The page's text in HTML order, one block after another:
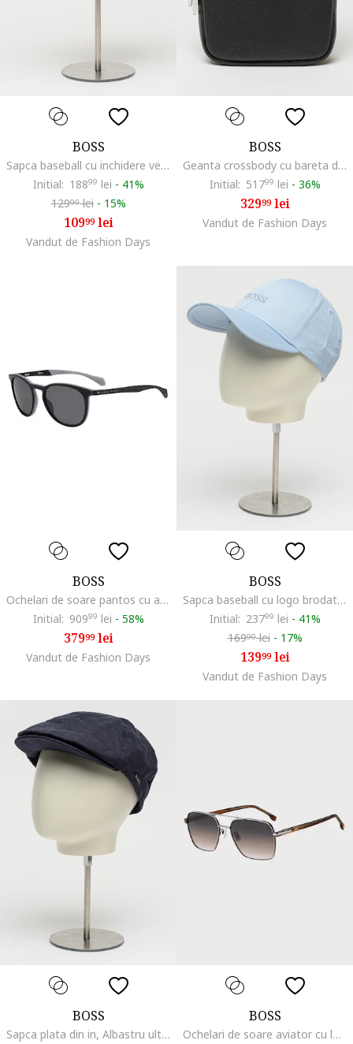
BOSS
Sapca baseball cu inchidere velcro Darrel, Grej
Initial: 18899 lei - 41%
12999lei - 15%
10999lei
Vandut de Fashion Days
BOSS
Geanta crossbody cu bareta detasabila, Negru
Initial: 51799 lei - 36%
32999lei
Vandut de Fashion Days
BOSS
Ochelari de soare pantos cu accente colorblock
Initial: 90999 lei - 58%
37999lei
Vandut de Fashion Days
BOSS
Sapca baseball cu logo brodat Zed, Albastru pastel
Initial: 23799 lei - 41%
16999lei - 17%
13999lei
Vandut de Fashion Days
BOSS
Sapca plata din in, Albastru ultramarin
BOSS
Ochelari de soare aviator cu logo, Negru stins/Maro Siena/Argintiu